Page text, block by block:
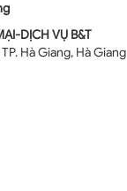
DỊCH VỤ B&T
Hà Giang, Hà Giang